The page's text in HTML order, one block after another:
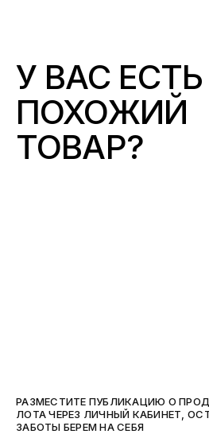
У ВАС ЕСТЬ
ПОХОЖИЙ
ТОВАР?
РАЗМЕСТИТЕ ПУБЛИКАЦИЮ О
ЛОТА ЧЕРЕЗ ЛИЧНЫЙ КАБИНЕТ,
ЗАБОТЫ БЕРЕМ НА СЕБЯ